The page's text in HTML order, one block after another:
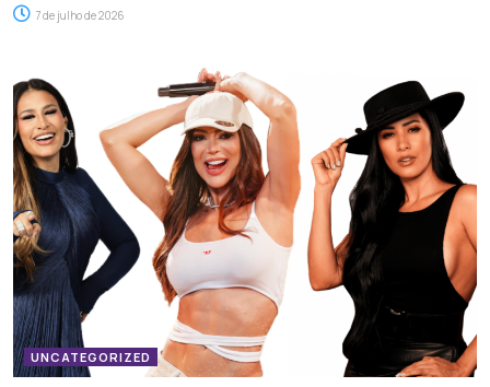
7 de julho de 2026
UNCATEGORIZED